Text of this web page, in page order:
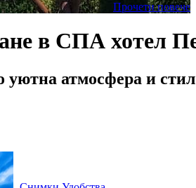
Прочети повече
в СПА хотел
уютна атмосфера и